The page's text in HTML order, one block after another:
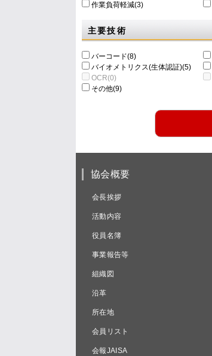
作業負荷軽減(3)
主要技術
バーコード(8)
バイオメトリクス(生体認証)(5)
OCR(0)
その他(9)
協会概要
会長挨拶
活動内容
役員名簿
事業報告等
組織図
沿革
所在地
会員リスト
会報JAISA